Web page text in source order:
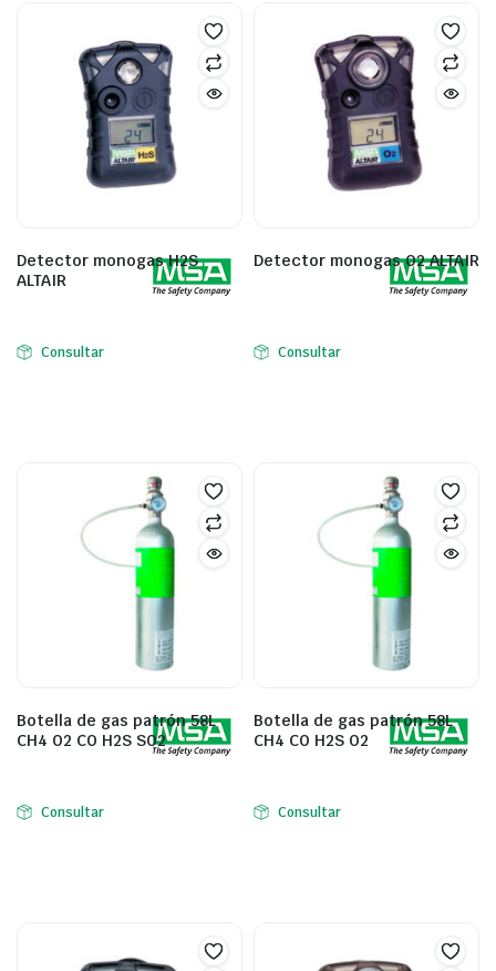
Detector monogas H2S
ALTAIR
Consultar
Detector monogas O2 ALTAIR
Consultar
Botella de gas patrón 58L
CH4 O2 CO H2S SO2
Consultar
Botella de gas patrón 58L
CH4 CO H2S O2
Consultar